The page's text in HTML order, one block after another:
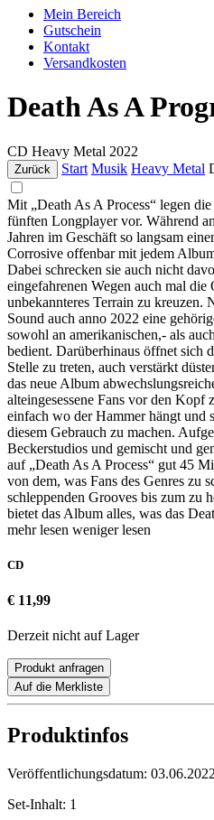
Mein Bereich
Gutschein
Kontakt
Versandkosten
Death As A
CD Heavy Metal 2022
Zurück Start Musik Heavy Metal
Mit „Death As A Process“ legen
fünften Longplayer vor. Während
Jahren im Geschäft so langsam
Corrosive offenbar mit jedem
Dabei schrecken sie auch nicht
eingefahrenen Wegen auch mal
unbekannteres Terrain zu kreuzen.
Sound auch anno 2022 eine
sowohl an amerikanischen,- als
bedient. Darüberhinaus öffnet sich
Stelle zu treten, auch verstärkt
das neue Album
alteingesessene Fans vor den Kopf
einfach wo der Hammer hängt und
diesem Gebrauch zu machen.
Beckerstudios und gemischt und
auf „Death As A Process“ gut 45
von dem, was Fans des Genres zu
schleppenden Grooves bis zum zu
bietet das Album alles, was das
mehr lesen weniger lesen
CD
€ 11,99
Derzeit nicht auf Lager
Produkt anfragen
Auf die Merkliste
Produktinfos
Veröffentlichungsdatum: 03.06.2022
Set-Inhalt: 1